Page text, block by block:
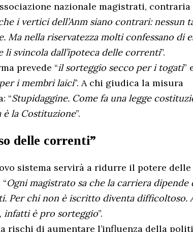
nazionale magistrati, contraria
i vertici dell’Anm siano contrari: nessun
Ma nella riservatezza molti confessano di
li svincola dall’ipoteca delle correnti”.
prevede “il sorteggio secco per i togati”
i membri laici”. A chi giudica la misura
“Stupidaggine. Come fa una legge
è la Costituzione”.
delle correnti”
sistema servirà a ridurre il potere
Ogni magistrato sa che la carriera dipende
Per chi non è iscritto diventa difficoltoso.
infatti è pro sorteggio”.
rischi di aumentare l’influenza della